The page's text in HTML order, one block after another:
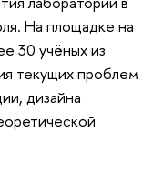
На площадке на
30 учёных из
текущих проблем
дизайна